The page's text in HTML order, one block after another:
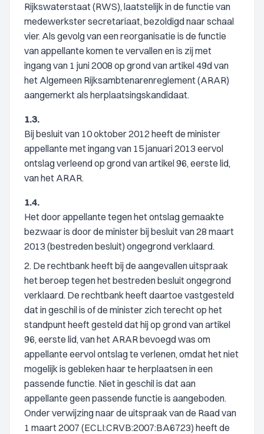
Rijkswaterstaat (RWS), laatstelijk in de functie van
medewerkster secretariaat, bezoldigd naar schaal
vier. Als gevolg van een reorganisatie is de functie
van appellante komen te vervallen en is zij met
ingang van 1 juni 2008 op grond van artikel 49d van
het Algemeen Rijksambtenarenreglement (ARAR)
aangemerkt als herplaatsingskandidaat.
1.3.
Bij besluit van 10 oktober 2012 heeft de minister
appellante met ingang van 15 januari 2013 eervol
ontslag verleend op grond van artikel 96, eerste lid,
van het ARAR.
1.4.
Het door appellante tegen het ontslag gemaakte
bezwaar is door de minister bij besluit van 28 maart
2013 (bestreden besluit) ongegrond verklaard.
2. De rechtbank heeft bij de aangevallen uitspraak
het beroep tegen het bestreden besluit ongegrond
verklaard. De rechtbank heeft daartoe vastgesteld
dat in geschil is of de minister zich terecht op het
standpunt heeft gesteld dat hij op grond van artikel
96, eerste lid, van het ARAR bevoegd was om
appellante eervol ontslag te verlenen, omdat het niet
mogelijk is gebleken haar te herplaatsen in een
passende functie. Niet in geschil is dat aan
appellante geen passende functie is aangeboden.
Onder verwijzing naar de uitspraak van de Raad van
1 maart 2007 (ECLI:CRVB:2007:BA6723) heeft de